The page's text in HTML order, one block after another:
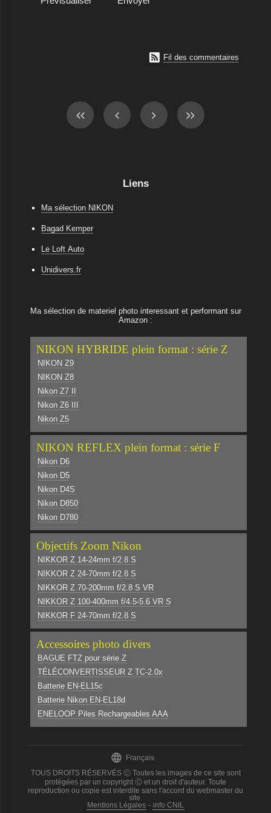
 Fil des commentaires
Liens
Ma sélection NIKON
Bagad Kemper
Le Loft Auto
Unidivers.fr
Ma sélection de materiel photo interessant et performant sur
Amazon :
NIKON HYBRIDE plein format : série Z
NIKON Z9
NIKON Z8
Nikon Z7 II
Nikon Z6 III
Nikon Z5
NIKON REFLEX plein format : série F
Nikon D6
Nikon D5
Nikon D4S
Nikon D850
Nikon D780
Objectifs Zoom Nikon
NIKKOR Z 14-24mm f/2.8 S
NIKKOR Z 24-70mm f/2.8 S
NIKKOR Z 70-200mm f/2.8 S VR
NIKKOR Z 100-400mm f/4.5-5.6 VR S
NIKKOR F 24-70mm f/2.8 S
Accessoires photo divers
BAGUE FTZ pour série Z
TÉLÉCONVERTISSEUR Z TC-2.0x
Batterie EN-EL15c
Batterie Nikon EN-EL18d
ENELOOP Piles Rechargeables AAA
 Français
TOUS DROITS RÉSERVÉS Ⓒ Toutes les images de ce site sont
protégées par un copyright Ⓒ et un droit d'auteur. Toute
reproduction ou copie est interdite sans l'accord du webmaster du
site.
Mentions Légales - info CNIL